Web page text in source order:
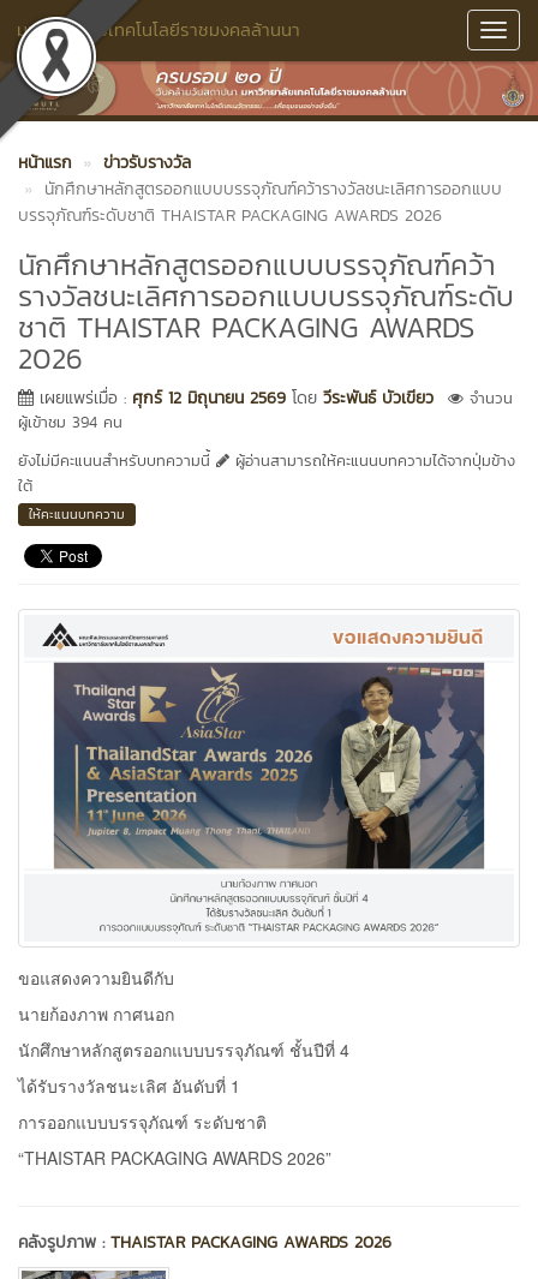
มหาวิทยาลัยเทคโนโลยีราชมงคลล้านนา
หน้าแรก
ข่าวรับรางวัล
นักศึกษาหลักสูตรออกแบบบรรจุภัณฑ์คว้ารางวัลชนะเลิศการออกแบบ
บรรจุภัณฑ์ระดับชาติ THAISTAR PACKAGING AWARDS 2026
นักศึกษาหลักสูตรออกแบบบรรจุภัณฑ์คว้า
รางวัลชนะเลิศการออกแบบบรรจุภัณฑ์ระดับ
ชาติ THAISTAR PACKAGING AWARDS
2026
เผยแพร่เมื่อ : ศุกร์ 12 มิถุนายน 2569 โดย วีระพันธ์ บัวเขียว
จำนวน
ผู้เข้าชม 394 คน
ยังไม่มีคะแนนสำหรับบทความนี้
ผู้อ่านสามารถให้คะแนนบทความได้จากปุ่มข้าง
ใต้
ให้คะแนนบทความ
ขอแสดงความยินดีกับ
นายก้องภาพ กาศนอก
นักศึกษาหลักสูตรออกแบบบรรจุภัณฑ์ ชั้นปีที่ 4
ได้รับรางวัลชนะเลิศ อันดับที่ 1
การออกแบบบรรจุภัณฑ์ ระดับชาติ
“THAISTAR PACKAGING AWARDS 2026”
คลังรูปภาพ :THAISTAR PACKAGING AWARDS 2026